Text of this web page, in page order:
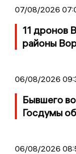
07/08/2026
11 дронов
районы
06/08/2026
Бывшего
Госдумы
06/08/2026